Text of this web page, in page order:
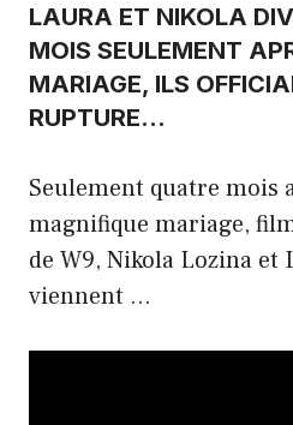
LAURA ET NIKOLA
MOIS SEULEMENT
MARIAGE, ILS
RUPTURE…
Seulement quatre mois
magnifique mariage,
de W9, Nikola Lozina et
viennent …